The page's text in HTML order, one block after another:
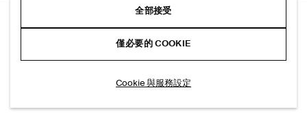
選擇尺寸
全部接受
僅必要的 COOKIE
Cookie 與服務設定